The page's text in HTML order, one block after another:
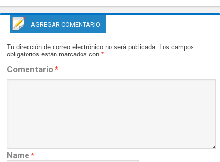
AGREGAR COMENTARIO
Tu dirección de correo electrónico no será publicada. Los campos
obligatorios están marcados con *
Comentario *
Name *